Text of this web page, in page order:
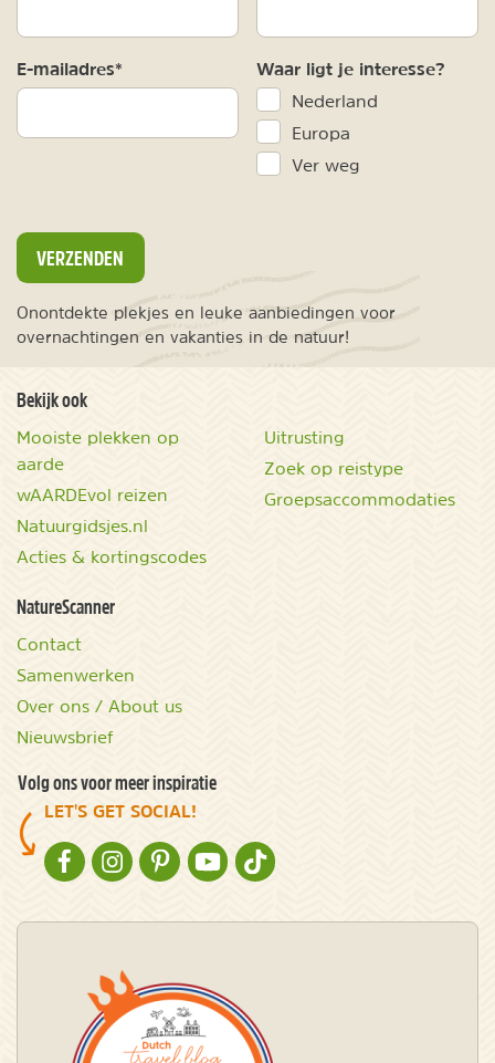
E-mailadres* Waar ligt je interesse?
Nederland
Europa
Ver weg
VERZENDEN
Onontdekte plekjes en leuke aanbiedingen voor
overnachtingen en vakanties in de natuur!
Bekijk ook
Mooiste plekken op
aarde
wAARDEvol reizen
Natuurgidsjes.nl
Acties & kortingscodes
Uitrusting
Zoek op reistype
Groepsaccommodaties
NatureScanner
Contact
Samenwerken
Over ons / About us
Nieuwsbrief
Volg ons voor meer inspiratie
LET'S GET SOCIAL!
NATURESCANNER OP FACEBOOK
NATURESCANNER OP INSTAGRAM
NATURESCANNER OP PINTEREST
NATURESCANNER OP YOUTUBE
NATURESCANNER OP TIKTOK